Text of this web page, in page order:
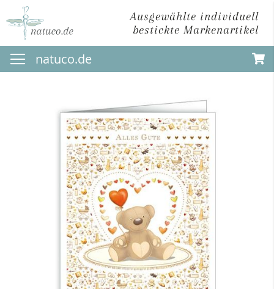
Ausgewählte individuell
bestickte Markenartikel
Direkt
zum
Inhalt
natuco.de